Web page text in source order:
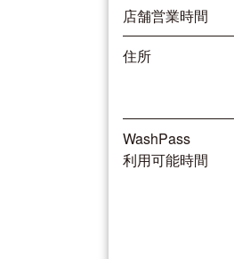
店舗営業時間
住所
WashPass
利用可能時間